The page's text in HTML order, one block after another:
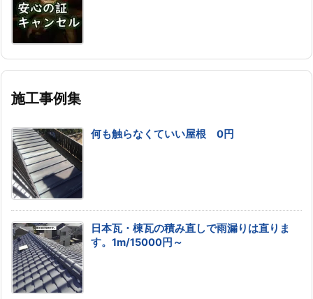
施工事例集
何も触らなくていい屋根 0円
日本瓦・棟瓦の積み直しで雨漏りは直りま
す。1m/15000円～